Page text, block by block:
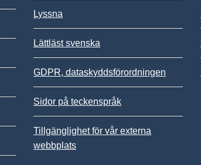
Lyssna
Lättläst svenska
GDPR, dataskyddsförordningen
Sidor på teckenspråk
Tillgänglighet för vår externa
webbplats